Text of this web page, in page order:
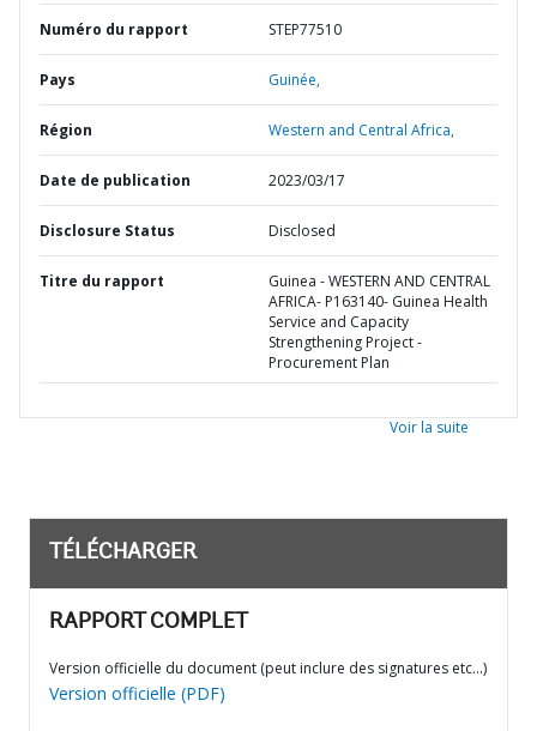
Numéro du rapport STEP77510
Pays Guinée,
Région Western and Central Africa,
Date de publication 2023/03/17
Disclosure Status Disclosed
Titre du rapport
Guinea - WESTERN AND CENTRAL
AFRICA- P163140- Guinea Health
Service and Capacity
Strengthening Project -
Procurement Plan
Voir la suite
TÉLÉCHARGER
RAPPORT COMPLET
Version officielle du document (peut inclure des signatures etc…)
Version officielle (PDF)